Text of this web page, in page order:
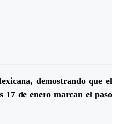
demostrando que el
17 de enero marcan el paso